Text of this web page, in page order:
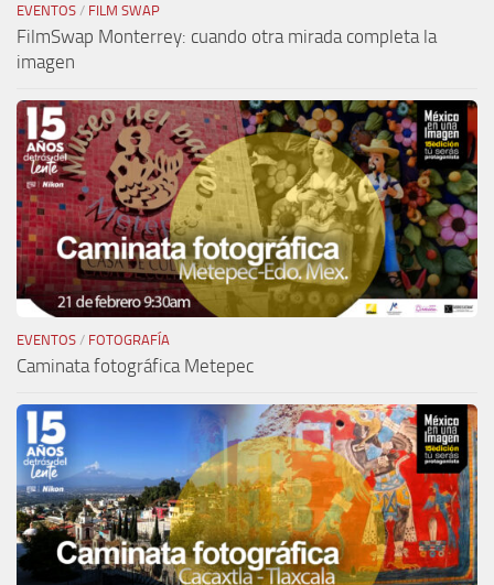
EVENTOS / FILM SWAP
FilmSwap Monterrey: cuando otra mirada completa la
imagen
EVENTOS / FOTOGRAFÍA
Caminata fotográfica Metepec